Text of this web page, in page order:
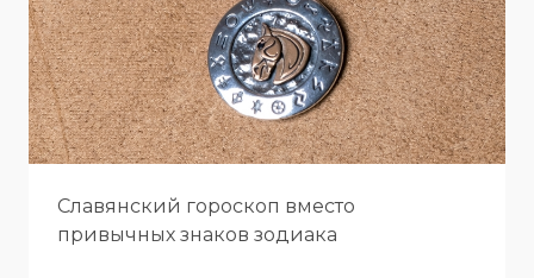
Славянский гороскоп вместо
привычных знаков зодиака